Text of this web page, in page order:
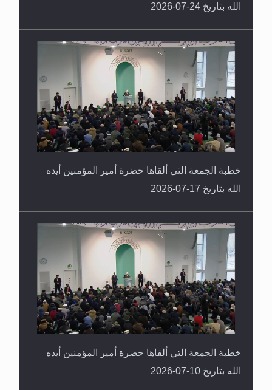
الله بتاريخ 24-07-2026
خطبة الجمعة التي ألقاها حضرة أمير المؤمنين أيده
الله بتاريخ 17-07-2026
خطبة الجمعة التي ألقاها حضرة أمير المؤمنين أيده
الله بتاريخ 10-07-2026